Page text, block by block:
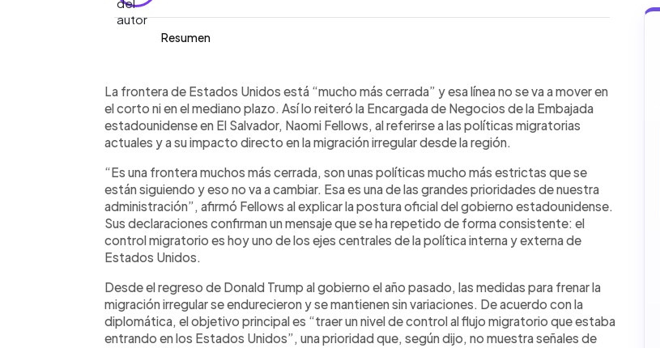
Resumen
Escuchar artículo
La Embajada de Estados Unidos en El Salvador reiteró que la política
migratoria estadounidense es hoy más estricta y que la frontera
permanece “mucho más cerrada”, sin previsión de cambios. La Encargada
de Negocios, Naomi Fellows, señaló que el control del flujo migratorio
oficiales muestran una fuerte reducción en el número de salvadoreños
detenidos en la frontera durante el último año fiscal. La diplomática
confirmó que existe diálogo constante con el gobierno salvadoreño y llamó
a las personas en situación irregular a optar por la autodeportación. Sobre
el TPS, indicó que sigue en análisis intergubernamental.
La frontera de Estados Unidos está “mucho más cerrada” y esa línea no se va a mover en
el corto ni en el mediano plazo. Así lo reiteró la Encargada de Negocios de la Embajada
estadounidense en El Salvador, Naomi Fellows, al referirse a las políticas migratorias
actuales y a su impacto directo en la migración irregular desde la región.
“Es una frontera muchos más cerrada, son unas políticas mucho más estrictas que se
están siguiendo y eso no va a cambiar. Esa es una de las grandes prioridades de nuestra
administración”, afirmó Fellows al explicar la postura oficial del gobierno estadounidense.
Sus declaraciones confirman un mensaje que se ha repetido de forma consistente: el
control migratorio es hoy uno de los ejes centrales de la política interna y externa de
Estados Unidos.
Desde el regreso de Donald Trump al gobierno el año pasado, las medidas para frenar la
migración irregular se endurecieron y se mantienen sin variaciones. De acuerdo con la
diplomática, el objetivo principal es “traer un nivel de control al flujo migratorio que estaba
entrando en los Estados Unidos”, una prioridad que, según dijo, no muestra señales de